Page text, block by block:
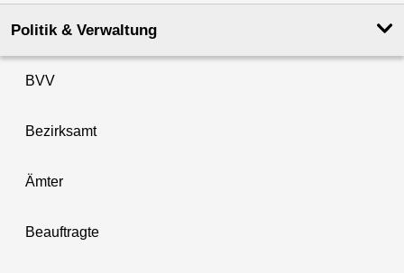
Politik & Verwaltung
BVV
Bezirksamt
Ämter
Beauftragte